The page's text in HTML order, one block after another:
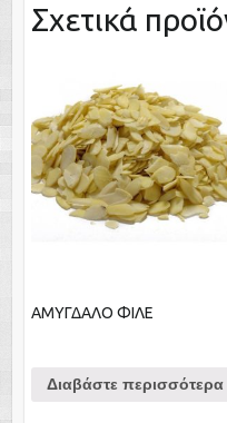
Σχετικά
ΑΜΥΓΔΑΛΟ ΦΙΛΕ
Διαβάστε περισσότερα